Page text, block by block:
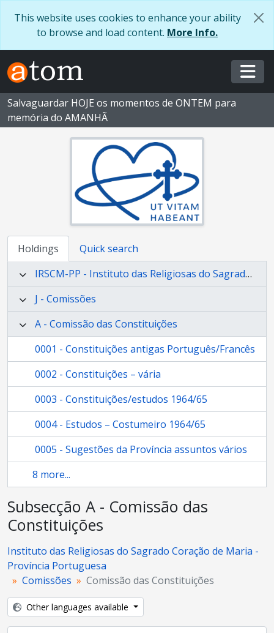
This website uses cookies to enhance your ability
to browse and load content. More Info.
Salvaguardar HOJE os momentos de ONTEM para
memória do AMANHÃ
Holdings
Quick search
IRSCM-PP - Instituto das Religiosas do Sagrado Coração de Maria - Província Portuguesa
J - Comissões
A - Comissão das Constituições
0001 - Constituições antigas Português/Francês
0002 - Constituições – vária
0003 - Constituições/estudos 1964/65
0004 - Estudos – Costumeiro 1964/65
0005 - Sugestões da Província assuntos vários
8 more...
Subsecção A - Comissão das
Constituições
Instituto das Religiosas do Sagrado Coração de Maria -
Província Portuguesa
Comissões
Comissão das Constituições
Other languages available